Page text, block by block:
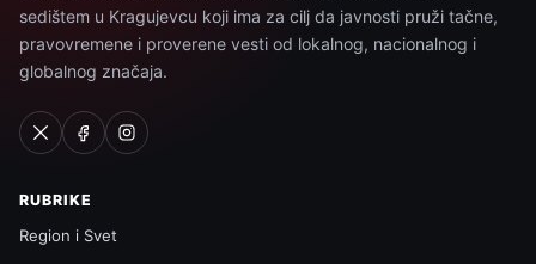
sedištem u Kragujevcu koji ima za cilj da javnosti pruži tačne,
pravovremene i proverene vesti od lokalnog, nacionalnog i
globalnog značaja.
RUBRIKE
Region i Svet